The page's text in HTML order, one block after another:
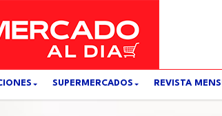
SUPERMERCADOS REVISTA